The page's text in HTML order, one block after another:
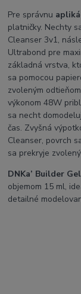
Pre správnu
platničky. Nechty
Cleanser 3v1,
Ultrabond pre
základná vrstva,
sa pomocou
zvoleným
výkonom 48W
sa necht
čas. Zvyšná
Cleanser, povrch
sa prekryje
DNKa’ Builder
objemom 15 ml,
detailné